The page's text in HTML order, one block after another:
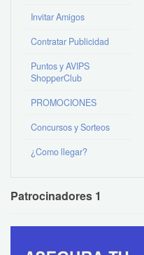
Invitar Amigos
Contratar Publicidad
Puntos y AVIPS
ShopperClub
PROMOCIONES
Concursos y Sorteos
¿Como llegar?
Patrocinadores 1